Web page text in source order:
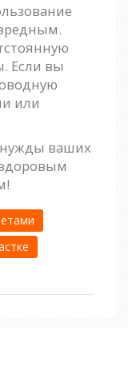
Если вы
или
ваших